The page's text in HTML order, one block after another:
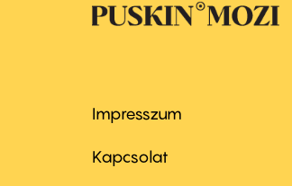
Footer
menu
Impresszum
Kapcsolat